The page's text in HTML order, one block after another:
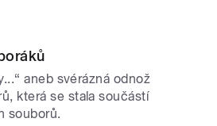
aneb svérázná odnož
která se stala součástí
souborů.